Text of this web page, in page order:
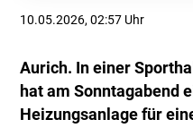
10.05.2026, 02:57 Uhr
Aurich. In einer
hat am Sonntagabend
Heizungsanlage für